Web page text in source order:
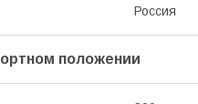
Россия
положении